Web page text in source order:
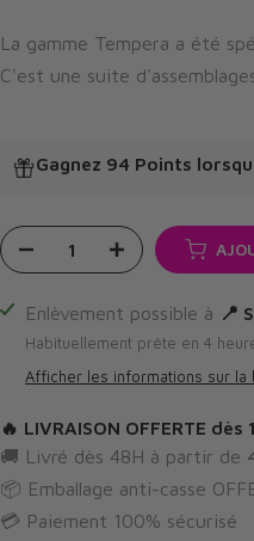
La gamme Tempera a été
C'est une suite
Gagnez 94 Points
Enlèvement possible à 📍
Habituellement prête en 4
Afficher les informations sur la
🔥 LIVRAISON OFFERTE dès
🚚 Livré dès 48H à partir de
📦 Emballage anti-casse
💳 Paiement 100% sécurisé